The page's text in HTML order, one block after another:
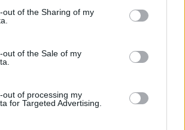
out of the Sharing of my
out of the Sale of my
out of processing my
for Targeted Advertising.
a felvételizők? Ezek voltak a
tavaly a pótfelvételin
a 2021-es pótfelvételi ponthatárai is. Addig
fel tavaly, ezek közül hányan kerültek be
valamint hogy melyik egyetemre